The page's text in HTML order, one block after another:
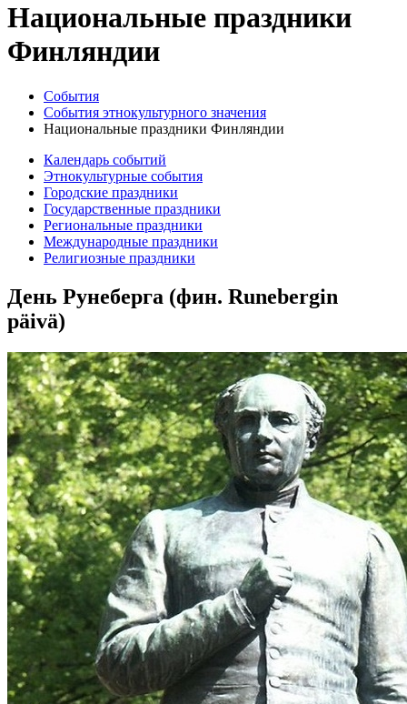
Национальные праздники
Финляндии
События
События этнокультурного значения
Национальные праздники Финляндии
Календарь событий
Этнокультурные события
Городские праздники
Государственные праздники
Региональные праздники
Международные праздники
Религиозные праздники
День Рунеберга (фин. Runebergin
päivä)